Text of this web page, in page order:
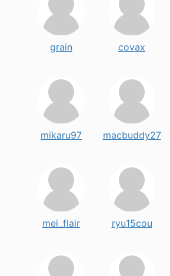
grain covax
mikaru97 macbuddy27
mei_flair ryu15cou